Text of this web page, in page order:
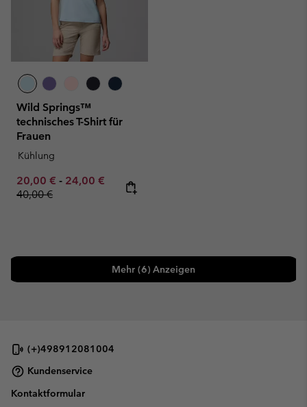
Wild Springs™
technisches T-Shirt für
Frauen
Kühlung
Minimum sale price:
20,00 € - Maximum sale price:
24,00 € Regular price:
40,00 €
Mehr (6) Anzeigen
(+)498912081004
Kundenservice
Kontaktformular